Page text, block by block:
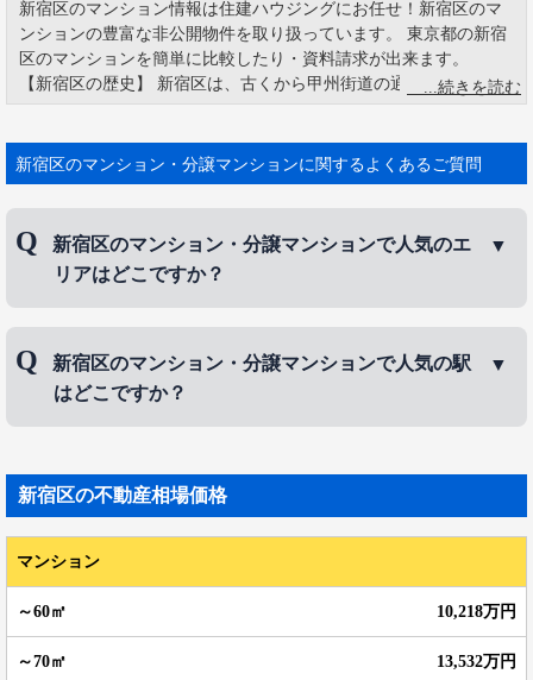
新宿区のマンション情報は住建ハウジングにお任せ！新宿区のマ
ンションの豊富な非公開物件を取り扱っています。 東京都の新宿
区のマンションを簡単に比較したり・資料請求が出来ます。
【新宿区の歴史】 新宿区は、古くから甲州街道の通り道として栄
えた宿場町です。 戦後新宿は東京大空襲で焼け野原になり、新宿
新宿西口の思い出横丁、歌舞伎町の新宿ゴールデン街などに見る
ことができ、今ではレトロな雰囲気が愛される名所となっていま
周辺が名所で、明治にはつつじ見物臨時列車が運転されたほどで
した。
新宿区のマンション・分譲マンションに関するよくあるご質問
新宿区のマンション・分譲マンションで人気のエ
リアはどこですか？
アは、神楽坂、高田馬場、下落合などです。
新宿区のマンション・分譲マンションで人気の駅
はどこですか？
は、神楽坂駅、新宿駅
新宿区の不動産相場価格
マンション
10,218万円
13,532万円